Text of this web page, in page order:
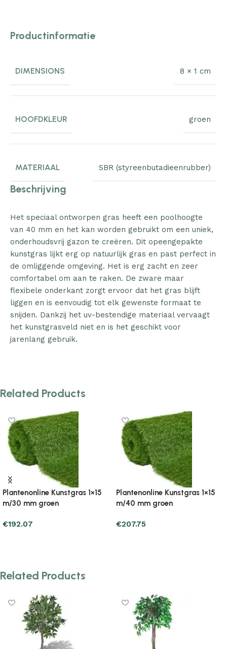
Productinformatie
DIMENSIONS 8 × 1 cm
HOOFDKLEUR groen
MATERIAAL SBR (styreenbutadieenrubber)
Beschrijving
Het speciaal ontworpen gras heeft een poolhoogte
van 40 mm en het kan worden gebruikt om een uniek,
onderhoudsvrij gazon te creëren. Dit opeengepakte
kunstgras lijkt erg op natuurlijk gras en past perfect in
de omliggende omgeving. Het is erg zacht en zeer
comfortabel om aan te raken. De zware maar
flexibele onderkant zorgt ervoor dat het gras blijft
liggen en is eenvoudig tot elk gewenste formaat te
snijden. Dankzij het uv-bestendige materiaal vervaagt
het kunstgrasveld niet en is het geschikt voor
jarenlang gebruik.
Related Products
Plantenonline Kunstgras 1×2
m/20 mm groen
€26.45
Plantenonline Kunstgras 1×2
m/30 mm groen
€45.07
Related Products